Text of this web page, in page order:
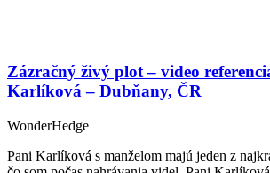
Zázračný živý plot – video
Karlíková – Dubňany, ČR
WonderHedge
Pani Karlíková s manželom majú jeden z